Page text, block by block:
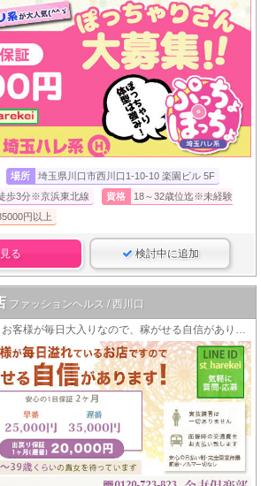
場所
埼玉県川口市西川口1-10-10 楽園ビル 5F
歩3分※京浜東北線 資格
18～32歳位迄※未経験
円以上
る 検討中に追加
ファッションヘルス / 西川口
駅からすぐの便利なお店。お客様が毎日大入りなので、稼がせる自信があります！